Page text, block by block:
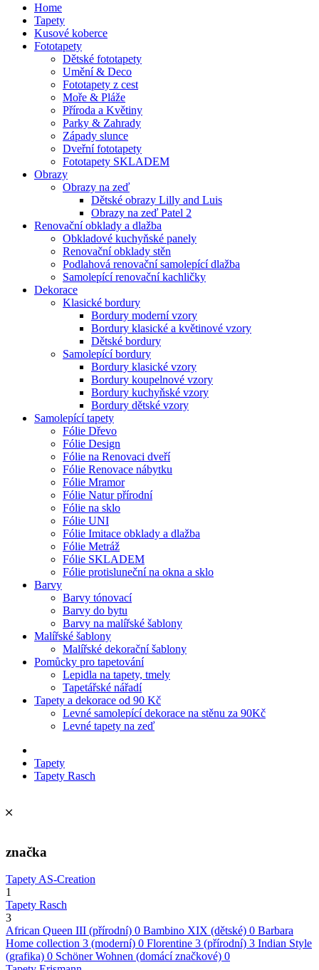
Home
Tapety
Kusové koberce
Fototapety
Dětské fototapety
Umění & Deco
Fototapety z cest
Moře & Pláže
Příroda a Květiny
Parky & Zahrady
Západy slunce
Dveřní fototapety
Fototapety SKLADEM
Obrazy
Obrazy na zeď
Dětské obrazy Lilly and Luis
Obrazy na zeď Patel 2
Renovační obklady a dlažba
Obkladové kuchyňské panely
Renovační obklady stěn
Podlahová renovační samolepící dlažba
Samolepící renovační kachličky
Dekorace
Klasické bordury
Bordury moderní vzory
Bordury klasické a květinové vzory
Dětské bordury
Samolepící bordury
Bordury klasické vzory
Bordury koupelnové vzory
Bordury kuchyňské vzory
Bordury dětské vzory
Samolepící tapety
Fólie Dřevo
Fólie Design
Fólie na Renovaci dveří
Fólie Renovace nábytku
Fólie Mramor
Fólie Natur přírodní
Fólie na sklo
Fólie UNI
Fólie Imitace obklady a dlažba
Fólie Metráž
Fólie SKLADEM
Fólie protisluneční na okna a sklo
Barvy
Barvy tónovací
Barvy do bytu
Barvy na malířské šablony
Malířské šablony
Malířské dekorační šablony
Pomůcky pro tapetování
Lepidla na tapety, tmely
Tapetářské nářadí
Tapety a dekorace od 90 Kč
Levné samolepící dekorace na stěnu za 90Kč
Levné tapety na zeď
Tapety
Tapety Rasch
značka
Tapety AS-Creation
1
Tapety Rasch
3
African Queen III (přírodní) 0 Bambino XIX (dětské) 0 Barbara
Home collection 3 (moderní) 0 Florentine 3 (přírodní) 3 Indian Style
(grafika) 0 Schöner Wohnen (domácí značkové) 0